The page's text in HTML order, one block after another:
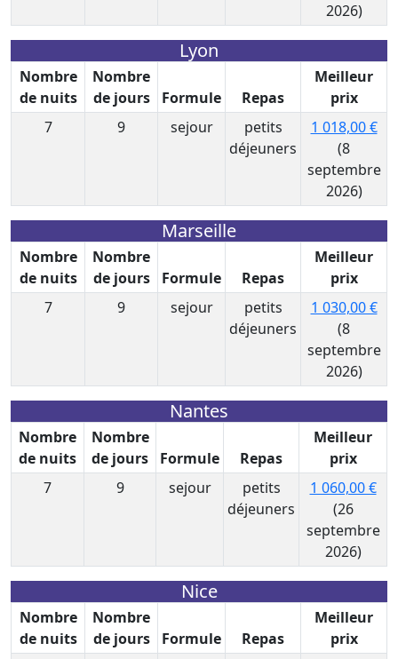
2026)
Lyon
Nombre
de nuits
Nombre
de jours
Formule Repas
Meilleur
prix
7
9 sejour
petits
déjeuners
1 018,00 €
(8
septembre
2026)
Marseille
Nombre
de nuits
Nombre
de jours
Formule Repas
Meilleur
prix
7
9 sejour
petits
déjeuners
1 030,00 €
(8
septembre
2026)
Nantes
Nombre
de nuits
Nombre
de jours
Formule Repas
Meilleur
prix
7
9 sejour
petits
déjeuners
1 060,00 €
(26
septembre
2026)
Nice
Nombre
de nuits
Nombre
de jours
Formule Repas
Meilleur
prix